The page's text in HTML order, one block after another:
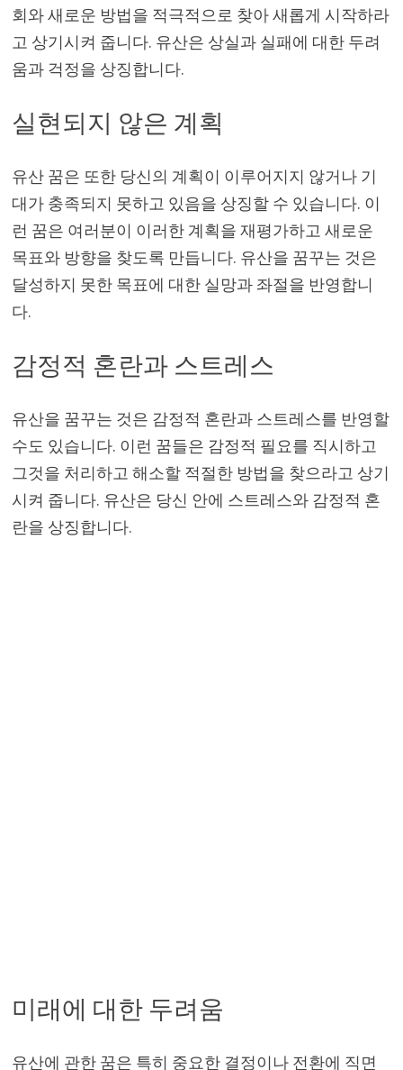
회와 새로운 방법을 적극적으로 찾아 새롭게 시작하라
고 상기시켜 줍니다. 유산은 상실과 실패에 대한 두려
움과 걱정을 상징합니다.
실현되지 않은 계획
유산 꿈은 또한 당신의 계획이 이루어지지 않거나 기
대가 충족되지 못하고 있음을 상징할 수 있습니다. 이
런 꿈은 여러분이 이러한 계획을 재평가하고 새로운
목표와 방향을 찾도록 만듭니다. 유산을 꿈꾸는 것은
달성하지 못한 목표에 대한 실망과 좌절을 반영합니
다.
감정적 혼란과 스트레스
유산을 꿈꾸는 것은 감정적 혼란과 스트레스를 반영할
수도 있습니다. 이런 꿈들은 감정적 필요를 직시하고
그것을 처리하고 해소할 적절한 방법을 찾으라고 상기
시켜 줍니다. 유산은 당신 안에 스트레스와 감정적 혼
란을 상징합니다.
미래에 대한 두려움
유산에 관한 꿈은 특히 중요한 결정이나 전환에 직면